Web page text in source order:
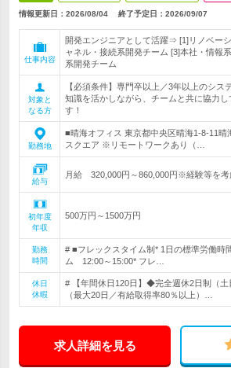
情報更新日：2026/08/04 終了予定日： 2026/09/07
仕事内容
開発エンジニアとして活躍⇒ [1]リノベー
ャネル・接続系開発チーム [3]本社・情報
系開発チーム
対象と
なる方
【必須条件】専門卒以上／3年以上のシ
知識を活かしながら、チームと共に協力し
す！
勤務地
■晴海オフィス 東京都中央区晴海1-8-11晴
スクエア ※リモートワークあり（…
給与
月給 320,000円～860,000円※経験等を考
初年度
年収
500万円～1500万円
勤務
時間
# ■フレックスタイム制* 1日の標準労働
ム 12:00～15:00* フレ…
休日
休暇
# 【年間休日120日】◆完全週休2日制（
（最大20日／有給取得率80％以上）…
求人詳細を見る